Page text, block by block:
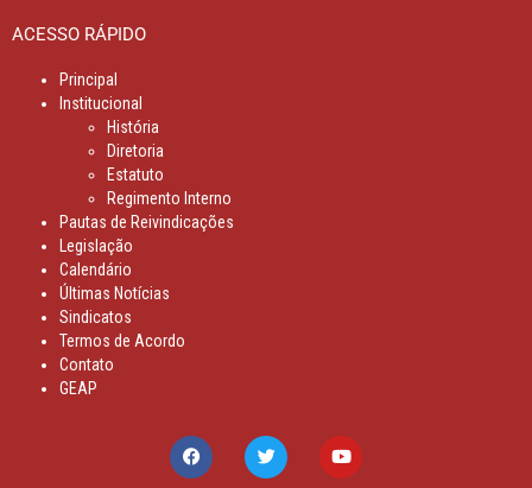
ACESSO RÁPIDO
Principal
Institucional
História
Diretoria
Estatuto
Regimento Interno
Pautas de Reivindicações
Legislação
Calendário
Últimas Notícias
Sindicatos
Termos de Acordo
Contato
GEAP